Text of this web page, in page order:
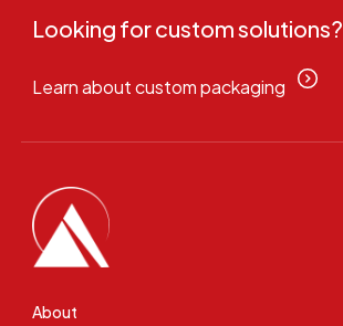
Looking for custom solutions?
Learn about custom packaging
About